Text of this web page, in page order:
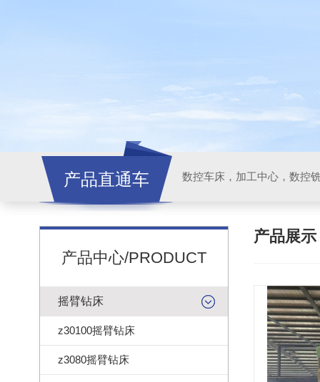
产品直通车
产品中心/PRODUCT
摇臂钻床
z30100摇臂钻床
z3080摇臂钻床
产品展示